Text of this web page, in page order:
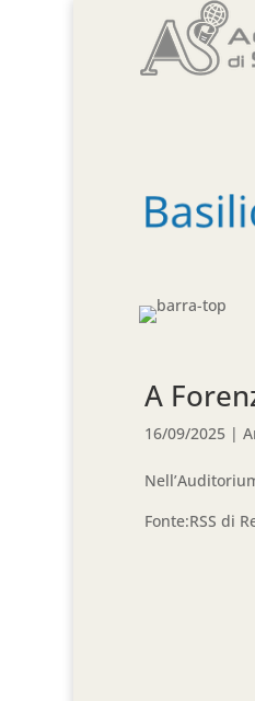
A
16/09/2025 |
Fonte:RSS di